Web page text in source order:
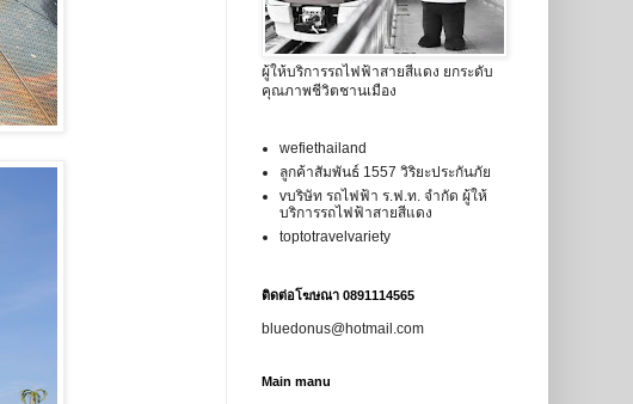
ผู้ให้บริการรถไฟฟ้าสายสีแดง ยกระดับ
คุณภาพชีวิตชานเมือง
wefiethailand
ลูกค้าสัมพันธ์ 1557 วิริยะประกันภัย
vบริษัท รถไฟฟ้า ร.ฟ.ท. จำกัด ผู้ให้
บริการรถไฟฟ้าสายสีแดง
toptotravelvariety
ติดต่อโฆษณา 0891114565
bluedonus@hotmail.com
Main manu